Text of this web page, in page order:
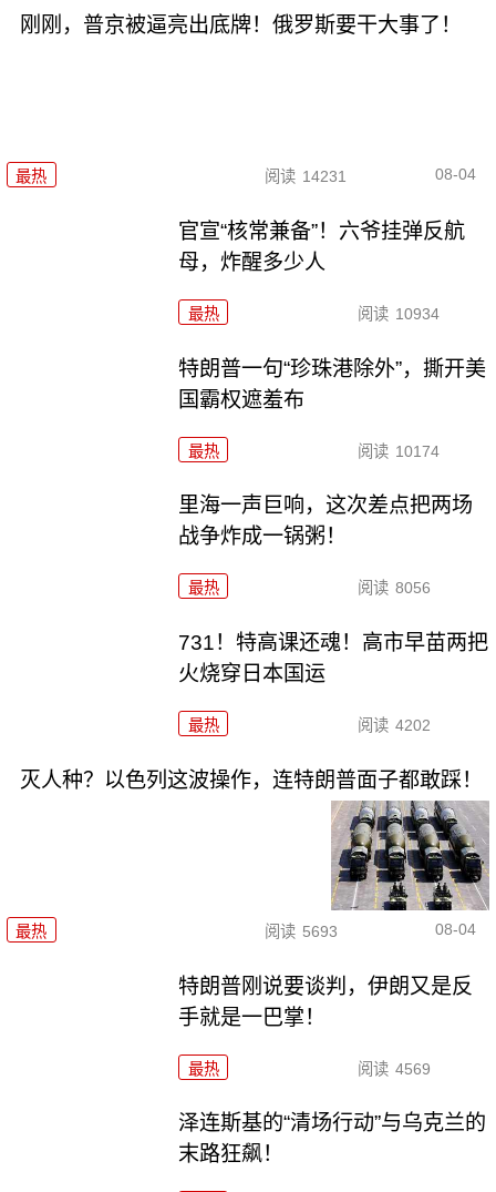
刚刚，普京被逼亮出底牌！俄罗斯要干大事了！
最热 阅读 14231 08-04
官宣“核常兼备”！六爷挂弹反航
母，炸醒多少人
最热 阅读 10934
特朗普一句“珍珠港除外”，撕开美
国霸权遮羞布
最热 阅读 10174
里海一声巨响，这次差点把两场
战争炸成一锅粥！
最热 阅读 8056
731！特高课还魂！高市早苗两把
火烧穿日本国运
最热 阅读 4202
灭人种？以色列这波操作，连特朗普面子都敢踩！
最热 阅读 5693 08-04
特朗普刚说要谈判，伊朗又是反
手就是一巴掌！
最热 阅读 4569
泽连斯基的“清场行动”与乌克兰的
末路狂飙！